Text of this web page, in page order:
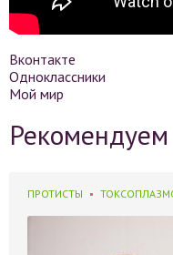
Вконтакте
Одноклассники
Мой мир
ПРОТИСТЫ